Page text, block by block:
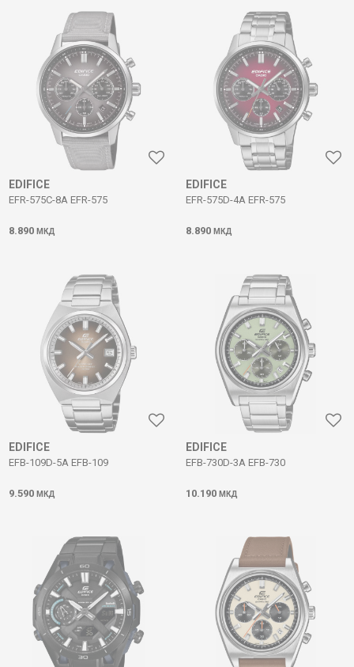
EDIFICE
EFR-575C-8A EFR-575
8.890 МКД
EDIFICE
EFR-575D-4A EFR-575
8.890 МКД
EDIFICE
EFB-109D-5A EFB-109
9.590 МКД
EDIFICE
EFB-730D-3A EFB-730
10.190 МКД